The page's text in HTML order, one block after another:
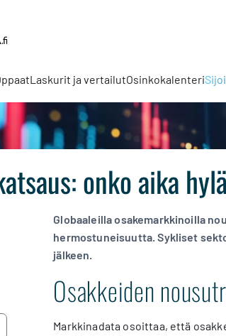
Laskurit ja vertailutOsinkokalenteri
onko aika
Globaaleilla osakemarkkinoilla
hermostuneisuutta. Sykliset
jälkeen.
Osakkeiden
Markkinadata osoittaa, että